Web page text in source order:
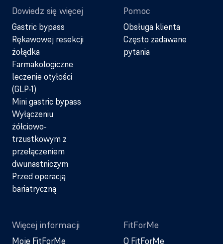
Dowiedz się więcej
Gastric bypass
Rękawowej resekcji
żołądka
Farmakologiczne
leczenie otyłości
(GLP-1)
Mini gastric bypass
Wyłączeniu
żółciowo-
trzustkowym z
przełączeniem
dwunastniczym
Przed operacją
bariatryczną
Pomoc
Obsługa klienta
Często zadawane
pytania
Więcej informacji
Moje FitForMe
FitForMe
O FitForMe